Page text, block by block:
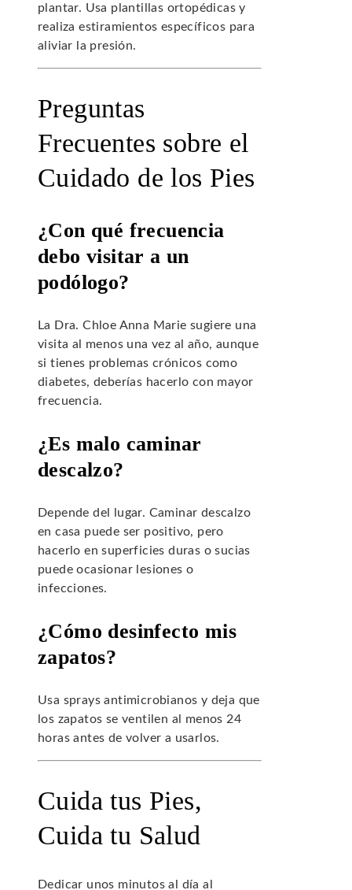
plantar. Usa plantillas ortopédicas y
realiza estiramientos específicos para
aliviar la presión.
Preguntas
Frecuentes sobre el
Cuidado de los Pies
¿Con qué frecuencia
debo visitar a un
podólogo?
La Dra. Chloe Anna Marie sugiere una
visita al menos una vez al año, aunque
si tienes problemas crónicos como
diabetes, deberías hacerlo con mayor
frecuencia.
¿Es malo caminar
descalzo?
Depende del lugar. Caminar descalzo
en casa puede ser positivo, pero
hacerlo en superficies duras o sucias
puede ocasionar lesiones o
infecciones.
¿Cómo desinfecto mis
zapatos?
Usa sprays antimicrobianos y deja que
los zapatos se ventilen al menos 24
horas antes de volver a usarlos.
Cuida tus Pies,
Cuida tu Salud
Dedicar unos minutos al día al